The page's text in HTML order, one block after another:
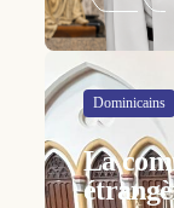
Dominicains
La